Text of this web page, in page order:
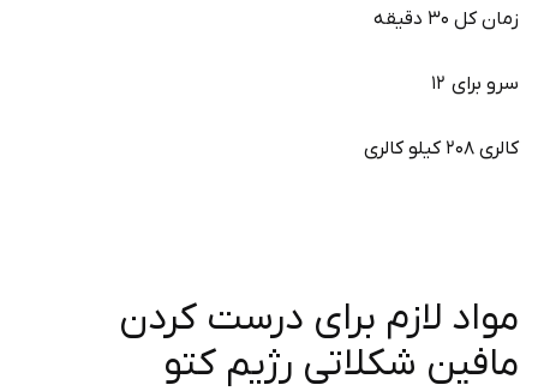
زمان کل ۳۰ دقیقه
سرو برای ۱۲
کالری ۲۰۸ کیلو کالری
مواد لازم برای درست کردن
مافین شکلاتی رژیم کتو